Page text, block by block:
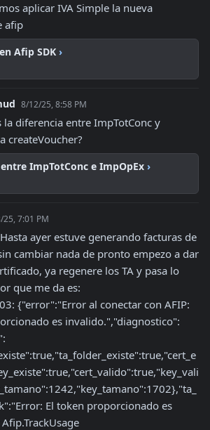
aplicar IVA Simple la nueva
afip
Afip SDK ›
8/12/25, 8:58 PM
la diferencia entre ImpTotConc y
createVoucher?
ImpTotConc e ImpOpEx ›
25, 7:01 PM
ayer estuve generando facturas de
cambiar nada de pronto empezo a dar
ya regenere los TA y pasa lo
que me da es:
{"error":"Error al conectar con AFIP:
es invalido.","diagnostico":
El token proporcionado es